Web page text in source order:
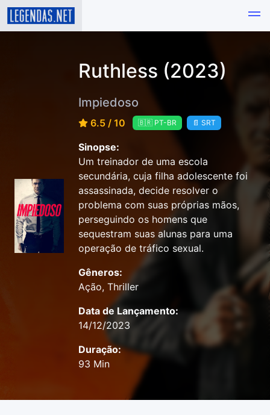
Ruthless (2023)
Impiedoso
6.5 / 10 🇧🇷 PT-BR 📄 SRT
Sinopse:
Um treinador de uma escola
secundária, cuja filha adolescente foi
assassinada, decide resolver o
problema com suas próprias mãos,
perseguindo os homens que
sequestram suas alunas para uma
operação de tráfico sexual.
Gêneros:
Ação, Thriller
Data de Lançamento:
14/12/2023
Duração:
93 Min